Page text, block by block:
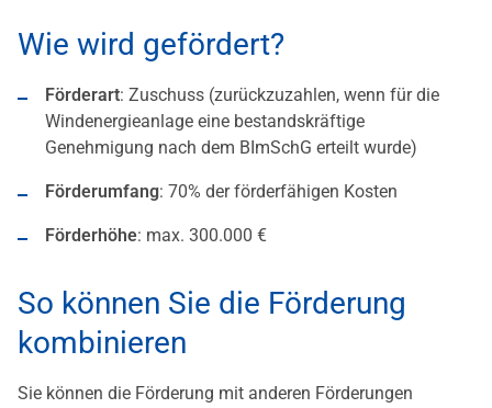
Wie wird gefördert?
Förderart: Zuschuss (zurückzuzahlen, wenn für die
Windenergieanlage eine bestandskräftige
Genehmigung nach dem BImSchG erteilt wurde)
Förderumfang: 70% der förderfähigen Kosten
Förderhöhe: max. 300.000 €
So können Sie die Förderung
kombinieren
Sie können die Förderung mit anderen Förderungen